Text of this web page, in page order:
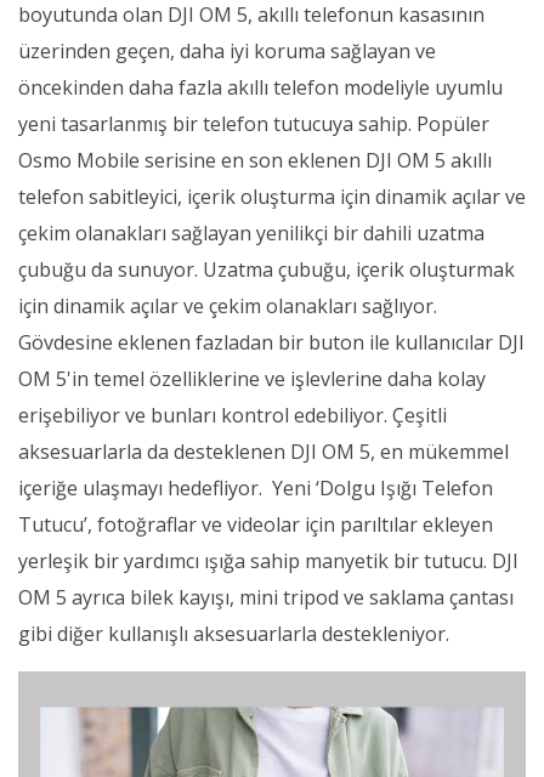
boyutunda olan DJI OM 5, akıllı telefonun kasasının
üzerinden geçen, daha iyi koruma sağlayan ve
öncekinden daha fazla akıllı telefon modeliyle uyumlu
yeni tasarlanmış bir telefon tutucuya sahip. Popüler
Osmo Mobile serisine en son eklenen DJI OM 5 akıllı
telefon sabitleyici, içerik oluşturma için dinamik açılar ve
çekim olanakları sağlayan yenilikçi bir dahili uzatma
çubuğu da sunuyor. Uzatma çubuğu, içerik oluşturmak
için dinamik açılar ve çekim olanakları sağlıyor.
Gövdesine eklenen fazladan bir buton ile kullanıcılar DJI
OM 5'in temel özelliklerine ve işlevlerine daha kolay
erişebiliyor ve bunları kontrol edebiliyor. Çeşitli
aksesuarlarla da desteklenen DJI OM 5, en mükemmel
içeriğe ulaşmayı hedefliyor. Yeni ‘Dolgu Işığı Telefon
Tutucu’, fotoğraflar ve videolar için parıltılar ekleyen
yerleşik bir yardımcı ışığa sahip manyetik bir tutucu. DJI
OM 5 ayrıca bilek kayışı, mini tripod ve saklama çantası
gibi diğer kullanışlı aksesuarlarla destekleniyor.